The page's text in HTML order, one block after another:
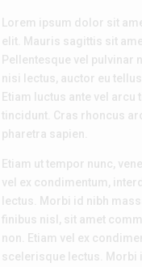
Lorem ipsum dolor sit
elit. Mauris sagittis sit
Pellentesque vel pulvinar
nisi lectus, auctor eu
Etiam luctus ante vel
tincidunt. Cras rhoncus
pharetra sapien.
Etiam ut tempor nunc,
vel ex condimentum,
lectus. Morbi id nibh
finibus nisl, sit amet
non.
Etiam vel ex
scelerisque lectus. Morbi